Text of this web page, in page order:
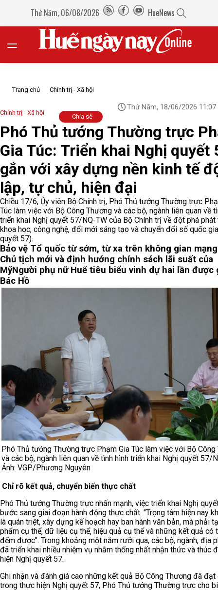
Thứ Năm, 06/08/2026 HueNews
Trang chủ Chính trị - Xã hội
Chính trị - Xã hội
Thứ Năm, 18/06/2026 11:07
Chia sẻ
Phó Thủ tướng Thường trực
Gia Túc: Triển khai Nghị quyết
gắn với xây dựng nền kinh tế
lập, tự chủ, hiện đại
Chiều 17/6, Ủy viên Bộ Chính trị, Phó Thủ tướng Thường trực
Túc làm việc với Bộ Công Thương và các bộ, ngành liên quan về
triển khai Nghị quyết 57/NQ-TW của Bộ Chính trị về đột phá phát
khoa học, công nghệ, đổi mới sáng tạo và chuyển đổi số quốc
quyết 57).
Bảo vệ Tổ quốc từ sớm, từ xa trên không gian mạng
Chủ tịch mới và định hướng chính sách lãi suất của
MỹNgười phụ nữ Huế tiêu biểu vinh dự hai lần được
Bác Hồ
Phó Thủ tướng Thường trực Phạm Gia Túc làm việc với Bộ Công
và các bộ, ngành liên quan về tình hình triển khai Nghị quyết 57/
Ảnh: VGP/Phương Nguyên
Chỉ rõ kết quả, chuyển biến thực chất
Phó Thủ tướng Thường trực nhấn mạnh, việc triển khai Nghị
bước sang giai đoạn hành động thực chất. "Trọng tâm hiện nay
là quán triệt, xây dựng kế hoạch hay ban hành văn bản, mà phải
phẩm cụ thể, dữ liệu cụ thể, hiệu quả cụ thể và những kết quả có
đếm được". Trong khoảng một năm rưỡi qua, các bộ, ngành, địa
đã triển khai nhiều nhiệm vụ nhằm thống nhất nhận thức và thúc
hiện Nghị quyết 57.
Ghi nhận và đánh giá cao những kết quả Bộ Công Thương đã
trong thực hiện Nghị quyết 57, Phó Thủ tướng Thường trực cho